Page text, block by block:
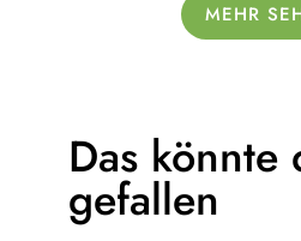
MEHR
Das könnte
gefallen